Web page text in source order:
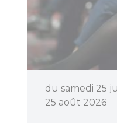
du samedi 25
25 août 2026